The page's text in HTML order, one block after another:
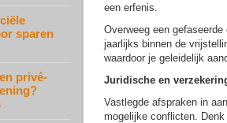
sparen
privé-
een erfenis.
Overweeg een
jaarlijks binnen de
waardoor je geleidelijk
Juridische en
Vastlegde afspraken in
mogelijke conflicten.